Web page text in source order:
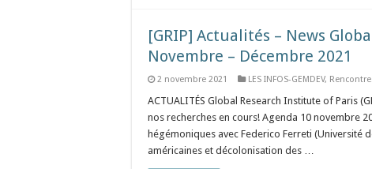
[GRIP] Actualités – News
Novembre – Décembre 2021
2 novembre 2021 LES INFOS-GEMDEV,
ACTUALITÉS Global Research Institute of Paris
nos recherches en cours! Agenda 10 novembre
hégémoniques avec Federico Ferreti
américaines et décolonisation des …